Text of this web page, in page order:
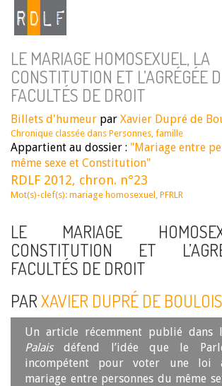
LE MARIAGE HOMOSEXUEL, LA
CONSTITUTION ET L’AGRÉGÉE
FACULTÉS DE DROIT
Billets d'humeur par Xavier Dupré de
Chronique classée dans Personnes, famille
Appartient au dossier : "Mariage entre
même sexe et Constitution"
RDLF 2012, chron. n°23
Mot(s)-clef(s): mariage homosexuel , PFRLR
LE MARIAGE
CONSTITUTION ET
FACULTÉS DE DROIT
PARXAVIER DUPRÉ DE BOULOIS
Un article récemment publié dans
Palaisdéfend l’idée que le
incompétent pour voter une loi
mariage entre personnes du même